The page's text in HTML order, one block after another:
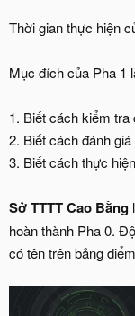
Thời gian thực hiện
Mục đích của Pha 1
1. Biết cách kiểm tra
2. Biết cách đánh
3. Biết cách thực
Sở TTTT Cao Bằng
hoàn thành Pha 0.
có tên trên bảng